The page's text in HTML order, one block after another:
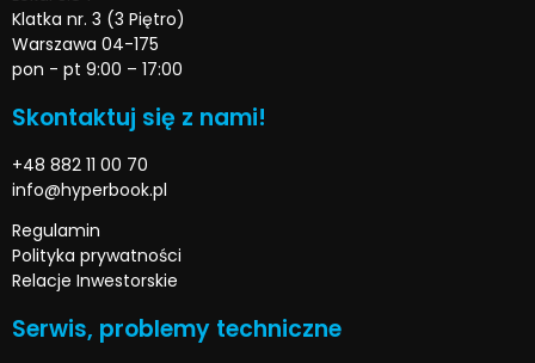
Klatka nr. 3 (3 Piętro)
Warszawa 04-175
pon - pt 9:00 – 17:00
Skontaktuj się z nami!
+48 882 11 00 70
info@hyperbook.pl
Regulamin
Polityka prywatności
Relacje Inwestorskie
Serwis, problemy techniczne